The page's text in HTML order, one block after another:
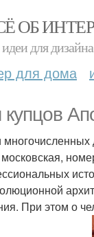
ОБ
для
для дома
При этом о